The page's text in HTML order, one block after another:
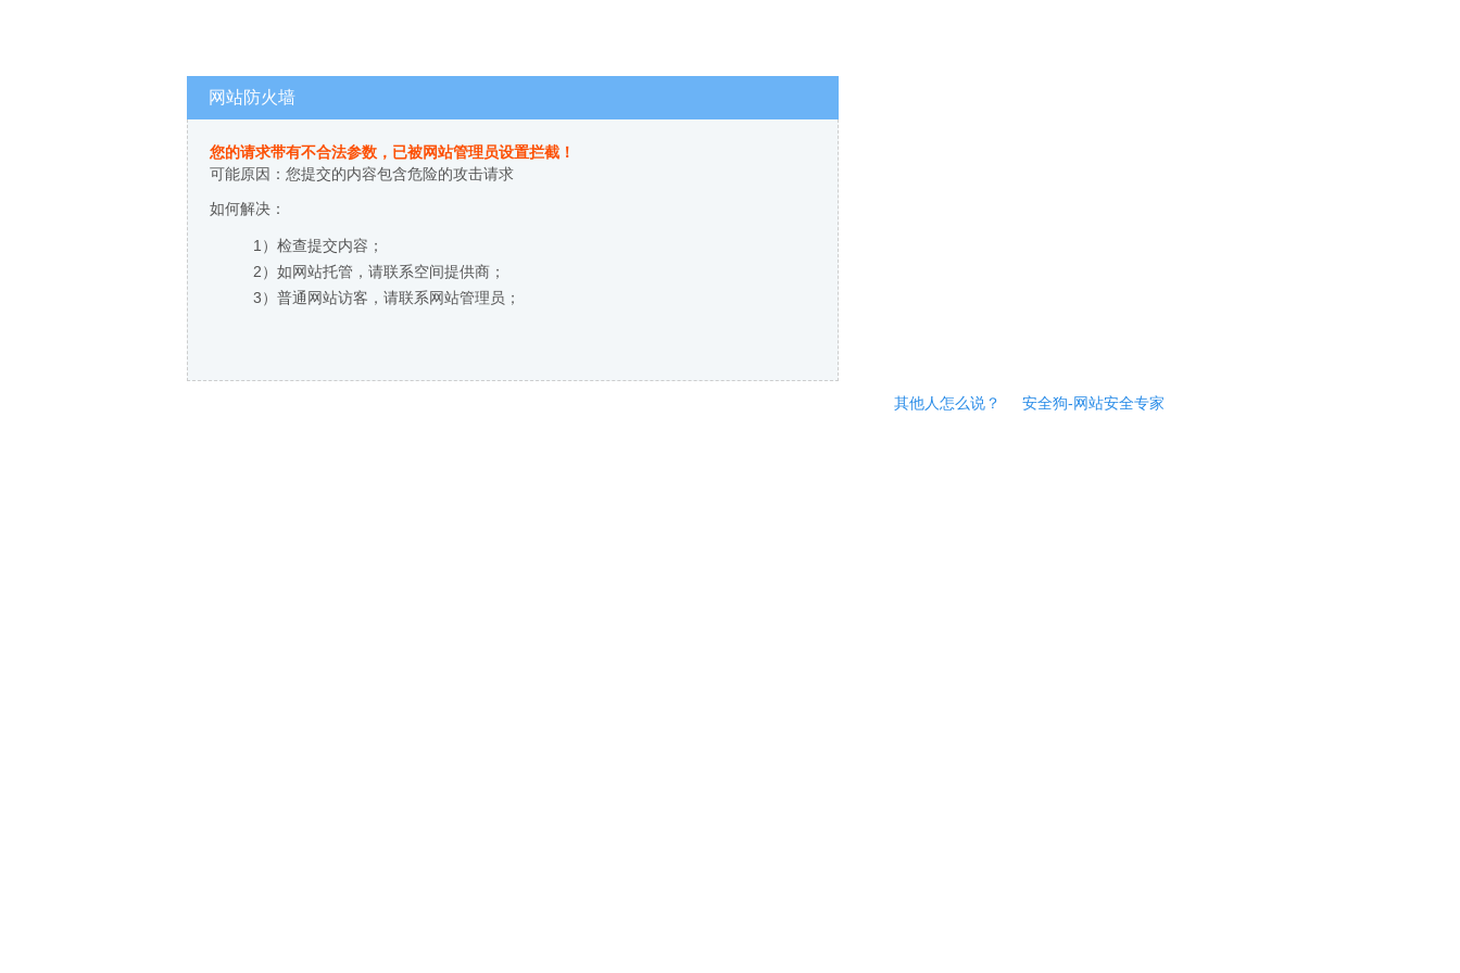
网站防火墙
您的请求带有不合法参数，已被网站管理员设置拦截！
可能原因：您提交的内容包含危险的攻击请求
如何解决：
1）检查提交内容；
2）如网站托管，请联系空间提供商；
3）普通网站访客，请联系网站管理员；
其他人怎么说？ 安全狗-网站安全专家